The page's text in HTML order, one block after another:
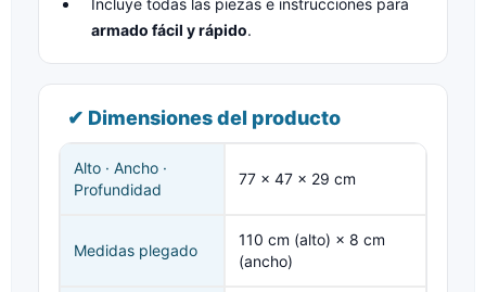
Incluye todas las piezas e instrucciones para
armado fácil y rápido.
✔ Dimensiones del producto
Alto · Ancho ·
Profundidad
77 × 47 × 29 cm
Medidas plegado
110 cm (alto) × 8 cm
(ancho)